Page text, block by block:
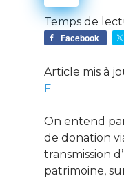
Temps de
Facebook
Article mis à
F
On entend
de donation
transmission
patrimoine,